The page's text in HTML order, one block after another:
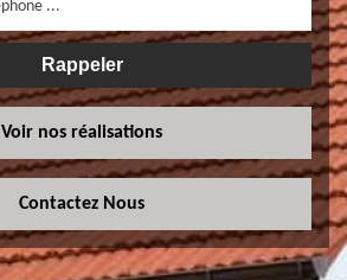
Voir nos réalisations
Contactez Nous